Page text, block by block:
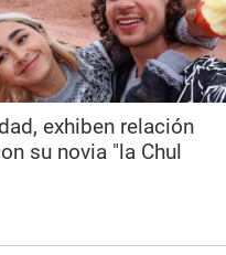
exhiben relación
su novia "la Chul